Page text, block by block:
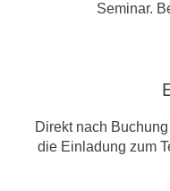
Seminar.
Direkt nach
die Einladung zum